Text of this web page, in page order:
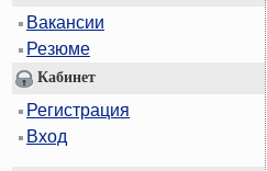
Вакансии
Резюме
Кабинет
Регистрация
Вход